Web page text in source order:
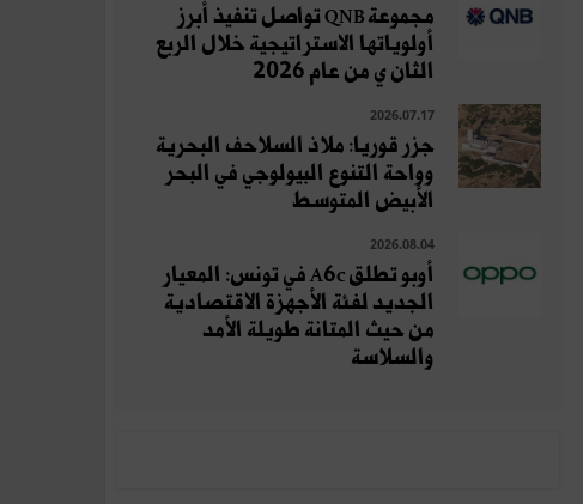
مجموعة QNB تواصل تنفيذ أبرز
أولوياتها الاستراتيجية خلال الربع
الثان ي من عام 2026
2026.07.17
جزر قوريا: ملاذ السلاحف البحرية
وواحة التنوع البيولوجي في البحر
الأبيض المتوسط
2026.08.04
أوبو تطلق A6c في تونس: المعيار
الجديد لفئة الأجهزة الاقتصادية
من حيث المتانة طويلة الأمد
والسلاسة